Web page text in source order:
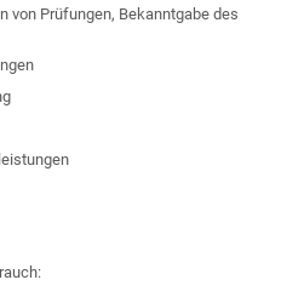
von Prüfungen, Bekanntgabe des